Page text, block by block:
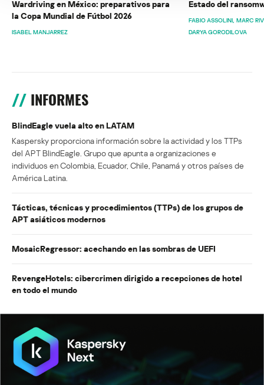
Wardriving en México: preparativos para
la Copa Mundial de Fútbol 2026
ISABEL MANJARREZ
Estado del
FABIO ASSOLINI MARC
DARYA GORODILOVA
INFORMES
BlindEagle vuela alto en LATAM
Kaspersky proporciona información sobre la actividad y los TTPs
del APT BlindEagle. Grupo que apunta a organizaciones e
individuos en Colombia, Ecuador, Chile, Panamá y otros países de
América Latina.
Tácticas, técnicas y procedimientos (TTPs) de los grupos de
APT asiáticos modernos
MosaicRegressor: acechando en las sombras de UEFI
RevengeHotels: cibercrimen dirigido a recepciones de hotel
en todo el mundo